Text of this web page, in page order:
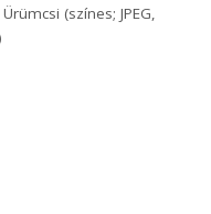
(színes; JPEG,